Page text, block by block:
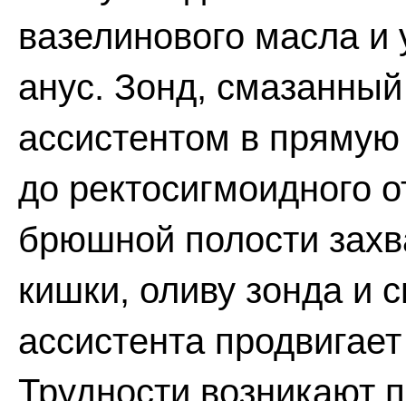
вазелинового масла и
анус. Зонд,
ассистентом в
до ректосигмоидного
брюшной полости
кишки, оливу зонда и
ассистента
Трудности возникают